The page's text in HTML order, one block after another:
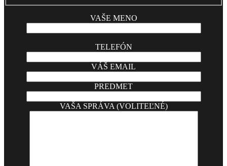
VAŠE MENO
TELEFÓN
VÁŠ EMAIL
PREDMET
VAŠA SPRÁVA (VOLITEĽNÉ)